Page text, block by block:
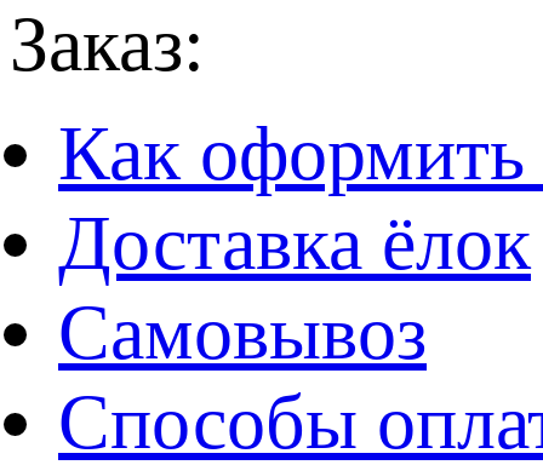
Заказ:
Как оформить
Доставка ёлок
Самовывоз
Способы